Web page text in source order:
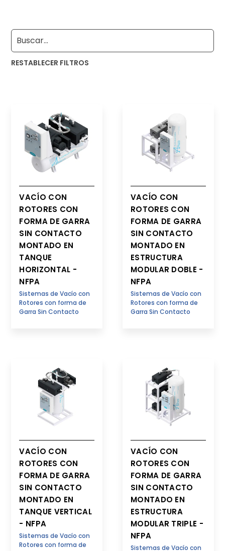
RESTABLECER FILTROS
VACÍO CON
ROTORES CON
FORMA DE GARRA
SIN CONTACTO
MONTADO EN
TANQUE
HORIZONTAL -
NFPA
Sistemas de Vacío con
Rotores con forma de
Garra Sin Contacto
VACÍO CON
ROTORES CON
FORMA DE GARRA
SIN CONTACTO
MONTADO EN
ESTRUCTURA
MODULAR DOBLE -
NFPA
Sistemas de Vacío con
Rotores con forma de
Garra Sin Contacto
VACÍO CON
ROTORES CON
FORMA DE GARRA
SIN CONTACTO
MONTADO EN
TANQUE VERTICAL
- NFPA
Sistemas de Vacío con
Rotores con forma de
VACÍO CON
ROTORES CON
FORMA DE GARRA
SIN CONTACTO
MONTADO EN
ESTRUCTURA
MODULAR TRIPLE -
NFPA
Sistemas de Vacío con